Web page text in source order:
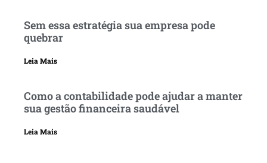
Sem essa estratégia sua empresa pode
quebrar
Leia Mais
Como a contabilidade pode ajudar a manter
sua gestão financeira saudável
Leia Mais